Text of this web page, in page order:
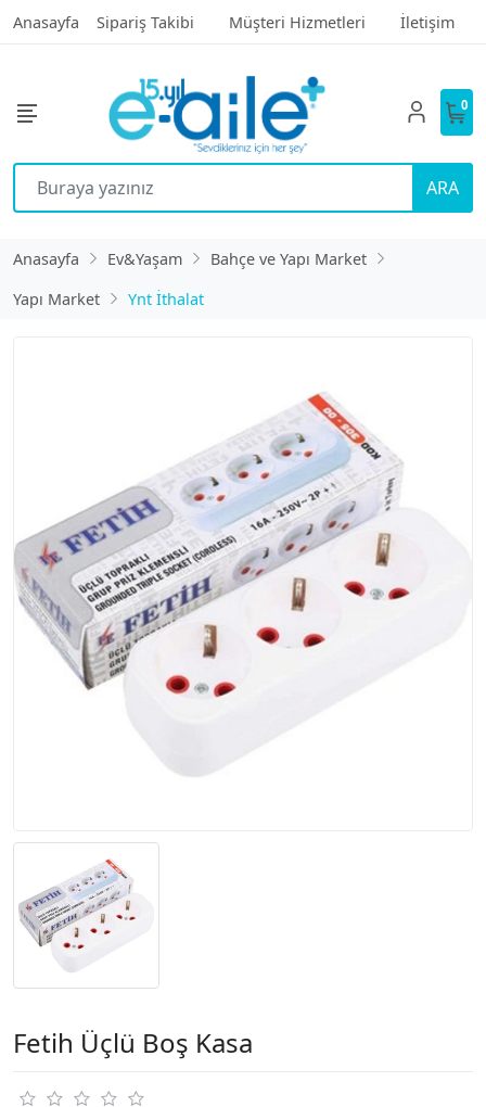
Anasayfa Sipariş Takibi Müşteri Hizmetleri İletişim
ARA
0
Anasayfa Ev&Yaşam
Bahçe ve Yapı Market
Yapı Market
Ynt İthalat
Fetih Üçlü Boş Kasa